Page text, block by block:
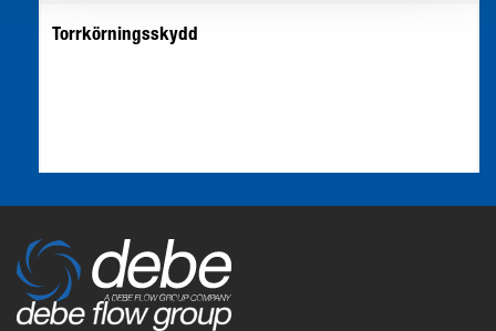
Torrkörningsskydd